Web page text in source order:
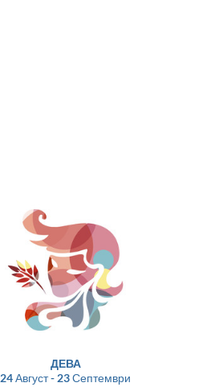
ДЕВА
24 Август - 23 Септември